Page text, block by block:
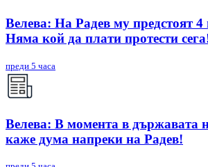
Велева: На Радев му предстоят 4
Няма кой да плати протести
преди 5 часа
Велева: В момента в държавата
каже дума напреки на Радев!